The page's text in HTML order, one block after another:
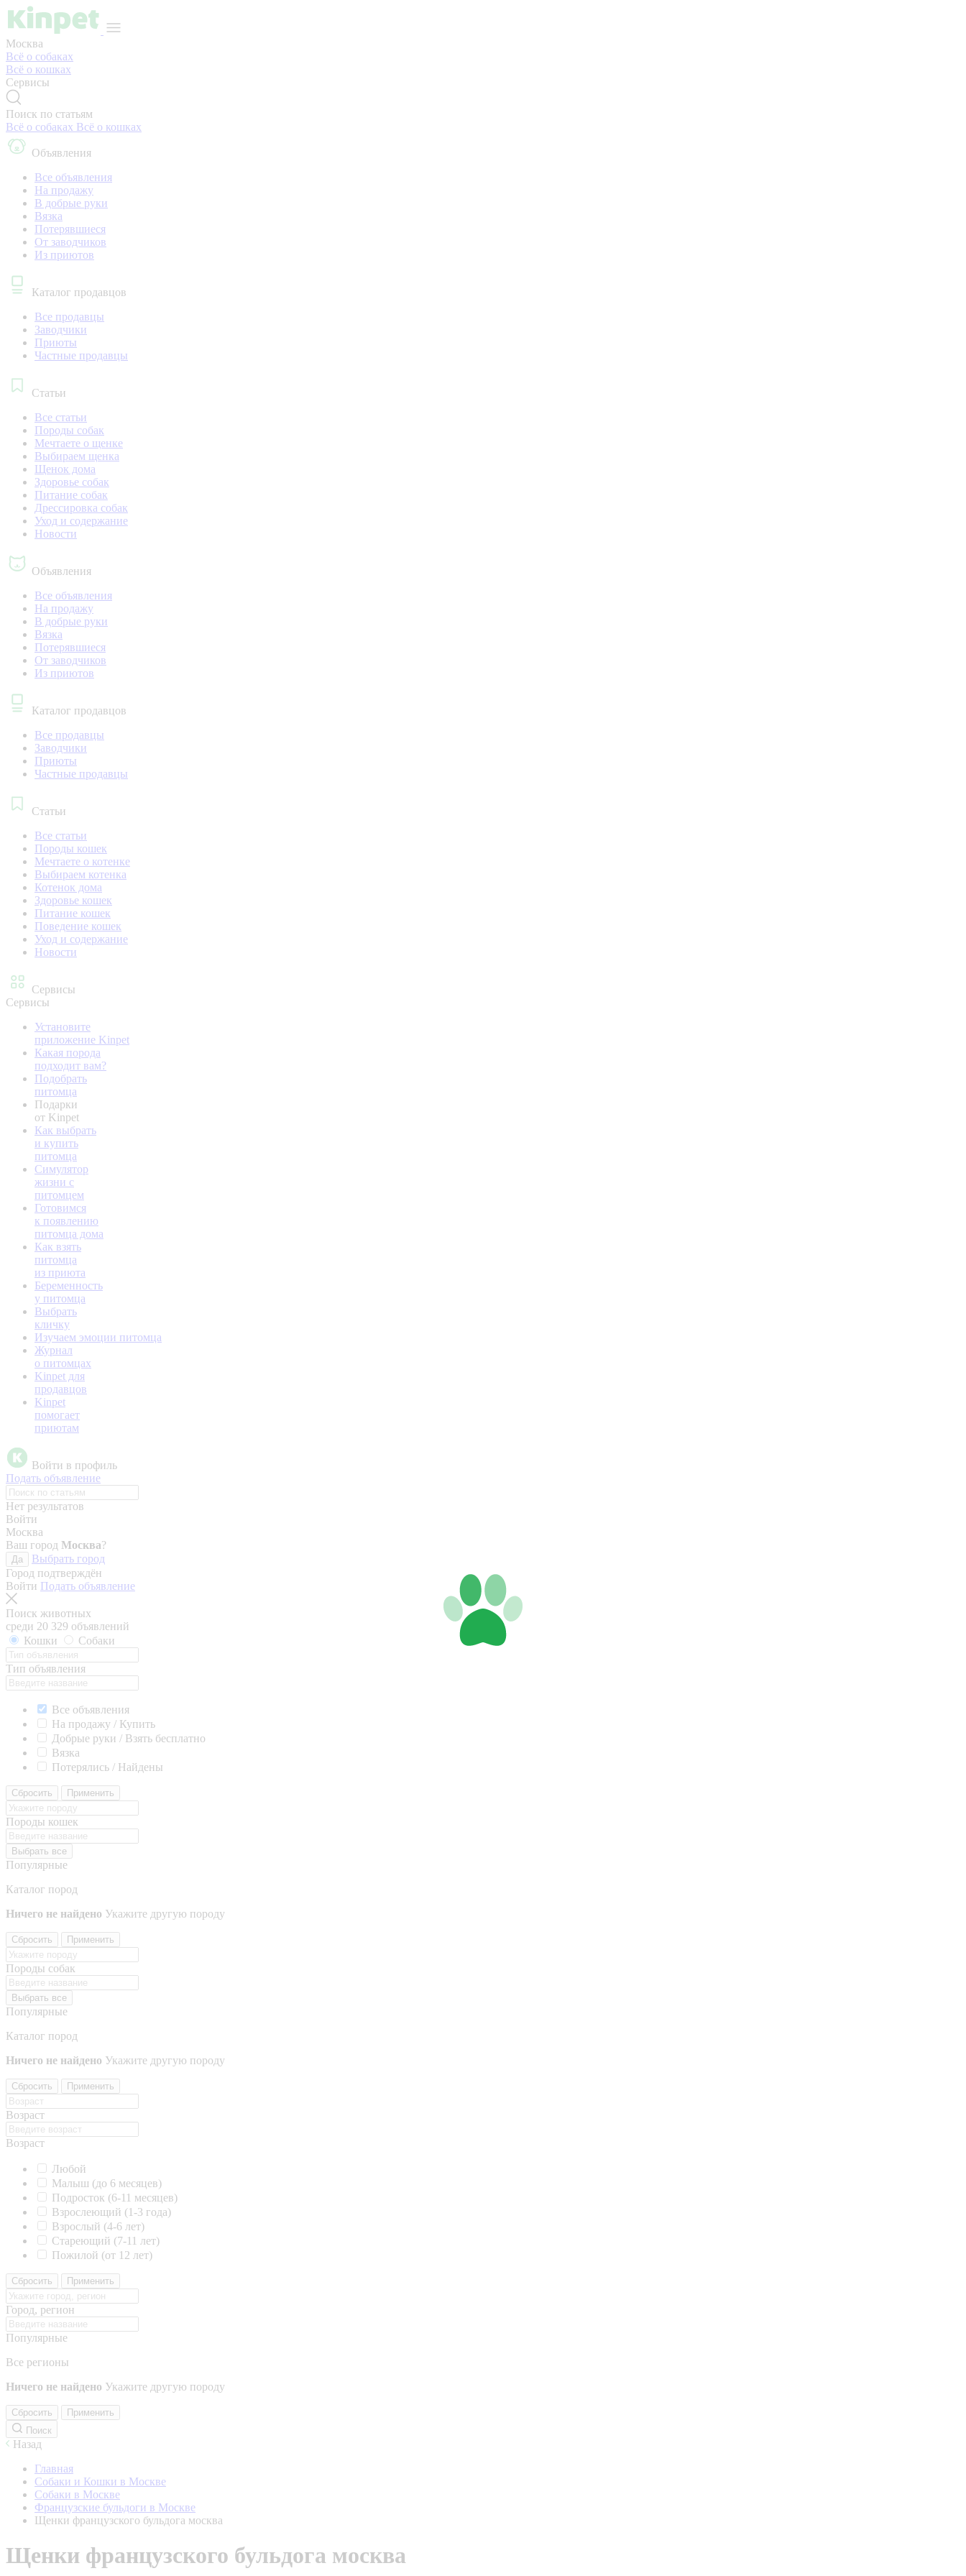
Москва
Всё о собаках
Всё о кошках
Сервисы
Поиск по статьям
Всё о собаках Всё о кошках
Объявления
Все объявления
На продажу
В добрые руки
Вязка
Потерявшиеся
От заводчиков
Из приютов
Каталог продавцов
Все продавцы
Заводчики
Приюты
Частные продавцы
Статьи
Все статьи
Породы собак
Мечтаете о щенке
Выбираем щенка
Щенок дома
Здоровье собак
Питание собак
Дрессировка собак
Уход и содержание
Новости
Объявления
Все объявления
На продажу
В добрые руки
Вязка
Потерявшиеся
От заводчиков
Из приютов
Каталог продавцов
Все продавцы
Заводчики
Приюты
Частные продавцы
Статьи
Все статьи
Породы кошек
Мечтаете о котенке
Выбираем котенка
Котенок дома
Здоровье кошек
Питание кошек
Поведение кошек
Уход и содержание
Новости
Сервисы
Сервисы
Установите
приложение Kinpet
Какая порода
подходит вам?
Подобрать
питомца
Подарки
от Kinpet
Как выбрать
и купить
питомца
Симулятор
жизни с
питомцем
Готовимся
к появлению
питомца дома
Как взять
питомца
из приюта
Беременность
у питомца
Выбрать
кличку
Изучаем эмоции питомца
Журнал
о питомцах
Kinpet для
продавцов
Kinpet
помогает
приютам
Войти в профиль
Подать объявление
Нет результатов
Войти
Москва
Ваш город Москва?
Да
Выбрать город
Город подтверждён
Войти Подать объявление
Поиск животных
среди 20 329 объявлений
Кошки
Собаки
Тип объявления
Все объявления
На продажу / Купить
Добрые руки / Взять бесплатно
Вязка
Потерялись / Найдены
Сбросить Применить
Породы кошек
Выбрать все
Популярные
Каталог пород
Ничего не найдено Укажите другую породу
Сбросить Применить
Породы собак
Выбрать все
Популярные
Каталог пород
Ничего не найдено Укажите другую породу
Сбросить Применить
Возраст
Возраст
Любой
Малыш (до 6 месяцев)
Подросток (6-11 месяцев)
Взрослеющий (1-3 года)
Взрослый (4-6 лет)
Стареющий (7-11 лет)
Пожилой (от 12 лет)
Сбросить Применить
Город, регион
Популярные
Все регионы
Ничего не найдено Укажите другую породу
Сбросить
Применить
Поиск
Назад
Главная
Собаки и Кошки в Москве
Собаки в Москве
Французские бульдоги в Москве
Щенки французского бульдога москва
Щенки французского бульдога москва